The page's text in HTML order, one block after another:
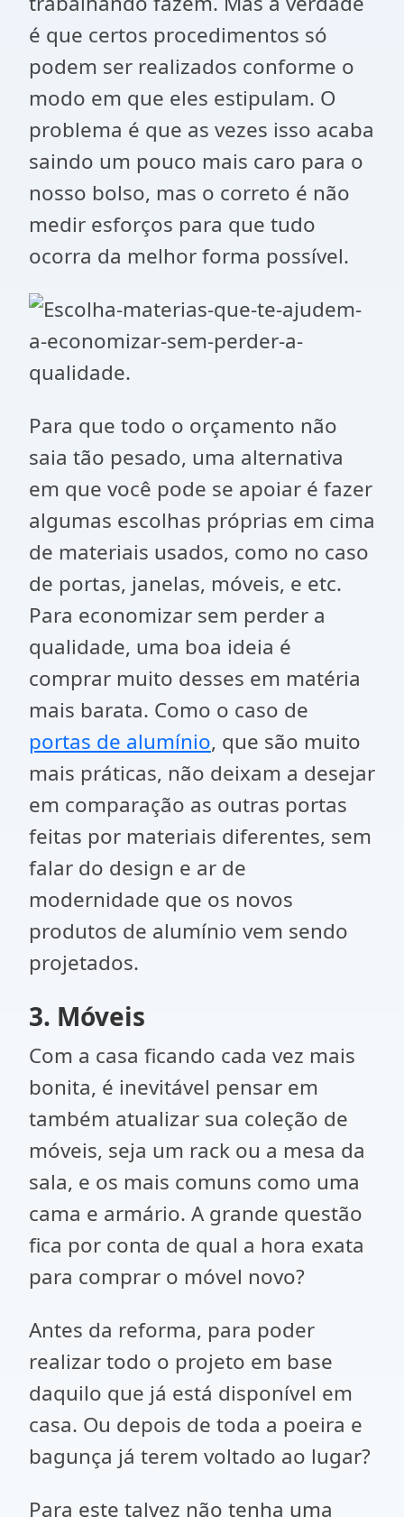
é que certos procedimentos só
podem ser realizados conforme o
modo em que eles estipulam. O
problema é que as vezes isso acaba
saindo um pouco mais caro para o
nosso bolso, mas o correto é não
medir esforços para que tudo
ocorra da melhor forma possível.
Para que todo o orçamento não
saia tão pesado, uma alternativa
em que você pode se apoiar é fazer
algumas escolhas próprias em cima
de materiais usados, como no caso
de portas, janelas, móveis, e etc.
Para economizar sem perder a
qualidade, uma boa ideia é
comprar muito desses em matéria
mais barata. Como o caso de
portas de alumínio, que são muito
mais práticas, não deixam a desejar
em comparação as outras portas
feitas por materiais diferentes, sem
falar do design e ar de
modernidade que os novos
produtos de alumínio vem sendo
projetados.
3. Móveis
Com a casa ficando cada vez mais
bonita, é inevitável pensar em
também atualizar sua coleção de
móveis, seja um rack ou a mesa da
sala, e os mais comuns como uma
cama e armário. A grande questão
fica por conta de qual a hora exata
para comprar o móvel novo?
Antes da reforma, para poder
realizar todo o projeto em base
daquilo que já está disponível em
casa. Ou depois de toda a poeira e
bagunça já terem voltado ao lugar?
Para este talvez não tenha uma